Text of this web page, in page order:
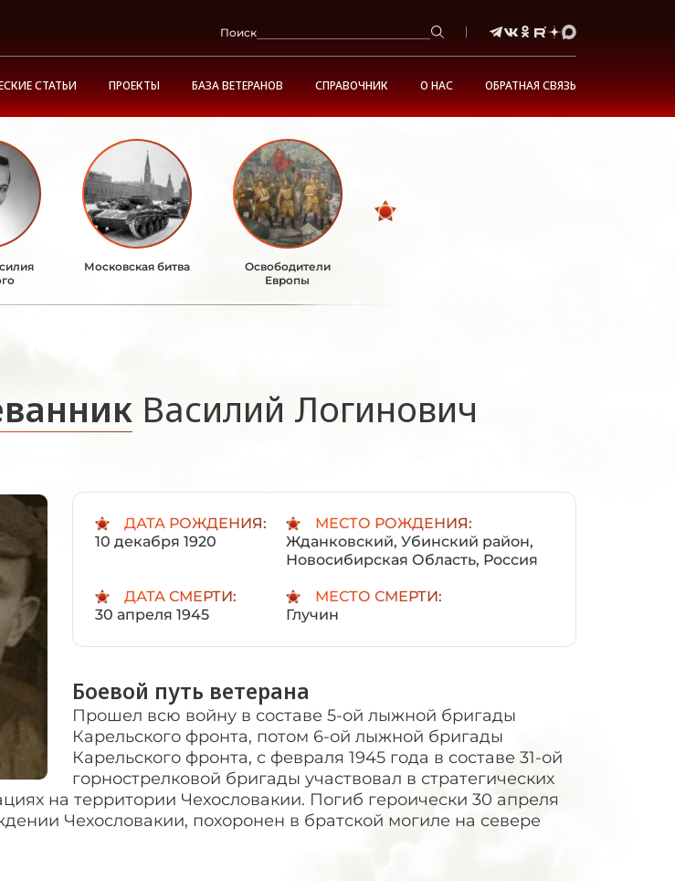
Поиск
СТАТЬИ ПРОЕКТЫ БАЗА ВЕТЕРАНОВ СПРАВОЧНИК О НАС ОБРАТНАЯ СВЯЗЬ
Московская битва
Освободители
Европы
Василий Логинович
ДАТА РОЖДЕНИЯ:
10 декабря 1920
МЕСТО РОЖДЕНИЯ:
Жданковский, Убинский район,
Новосибирская Область, Россия
ДАТА СМЕРТИ:
30 апреля 1945
МЕСТО СМЕРТИ:
Глучин
Боевой путь ветерана
Прошел всю войну в составе 5-ой лыжной бригады
Карельского фронта, потом 6-ой лыжной бригады
Карельского фронта, с февраля 1945 года в составе 31-ой
горнострелковой бригады участвовал в стратегических
на территории Чехословакии. Погиб героически 30 апреля
Чехословакии, похоронен в братской могиле на севере